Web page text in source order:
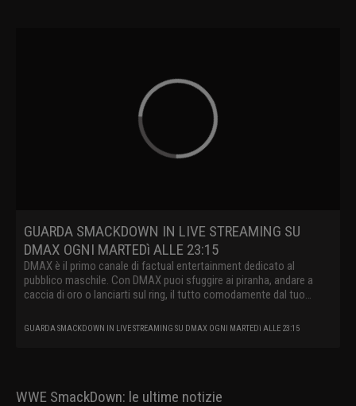
GUARDA SMACKDOWN IN LIVE STREAMING SU
DMAX OGNI MARTEDì ALLE 23:15
DMAX è il primo canale di factual entertainment dedicato al
pubblico maschile. Con DMAX puoi sfuggire ai piranha, andare a
caccia di oro o lanciarti sul ring, il tutto comodamente dal tuo
GUARDA SMACKDOWN IN LIVE STREAMING SU DMAX OGNI MARTEDì ALLE 23:15
WWE SmackDown: le ultime notizie